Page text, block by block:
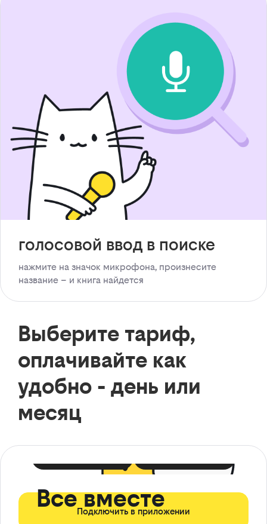
голосовой ввод в поиске
нажмите на значок микрофона, произнесите
название – и книга найдется
Выберите тариф,
оплачивайте как
удобно - день или
месяц
Все вместе
Подключить в приложении